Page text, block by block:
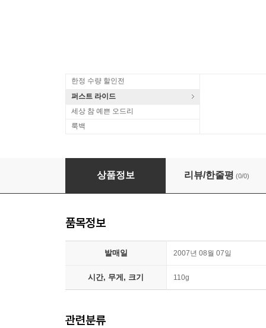
한정 수량 할인전
퍼스트 라이드
세상 참 예쁜 오드리
룩백
Nathan Milstein 나단 밀스타인 유명 바이올
상품정보 리뷰/한줄평 (0/0)
품목정보
발매일 2007년 08월 07일
시간, 무게, 크기 110g
관련분류